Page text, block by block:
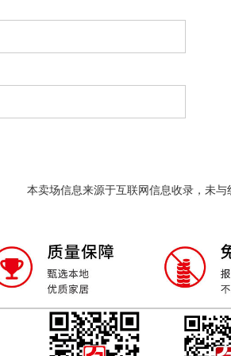
本卖场信息来源于互联网信息收录，未与